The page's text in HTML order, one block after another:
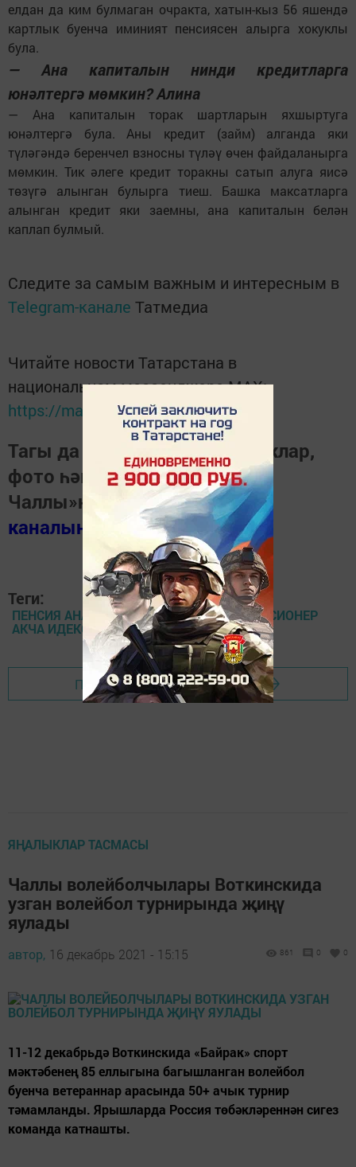
елдан да ким булмаган очракта, хатын-кыз 56 яшендә
картлык буенча иминият пенсиясен алырга хокуклы
була.
— Ана капиталын нинди кредитларга
юнәлтергә мөмкин? Алина
— Ана капиталын торак шартларын яхшыртуга
юнәлтергә була. Аны кредит (займ) алганда яки
түләгәндә беренчел взносны түләү өчен файдаланырга
мөмкин. Тик әлеге кредит торакны сатып алуга яисә
төзүгә алынган булырга тиеш. Башка максатларга
алынган кредит яки заемны, ана капиталын белән
каплап булмый.
Следите за самым важным и интересным в
Telegram-канале Татмедиа
Читайте новости Татарстана в
национальном мессенджере MАХ:
https://max.ru/tatmedia
Тагы да кызыклырак яңалыклар,
фото һәм видеолар «Шәһри
Чаллы»ның MAX
каналында
(язылыгыз).
Теги:
ПЕНСИЯ АНА КАПИТАЛЫ ЗАКОН БАЛА ПЕНСИОНЕР
АКЧА ИДЕКСАЦИЯ
Перейти на страницу новости
ЯҢАЛЫКЛАР ТАСМАСЫ
Чаллы волейболчылары Воткинскида
узган волейбол турнирында җиңү
яулады
автор, 16 декабрь 2021 - 15:15 861 0 0
11-12 декабрьдә Воткинскида «Байрак» спорт
мәктәбенең 85 еллыгына багышланган волейбол
буенча ветераннар арасында 50+ ачык турнир
тәмамланды. Ярышларда Россия төбәкләреннән сигез
команда катнашты.